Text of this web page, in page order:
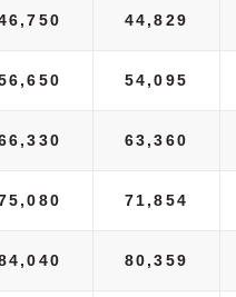
44,829
54,095
63,360
71,854
80,359